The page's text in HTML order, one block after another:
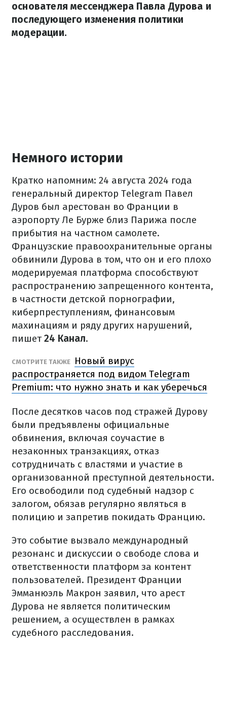
основателя мессенджера Павла Дурова и
последующего изменения политики
модерации.
Немного истории
Кратко напомним: 24 августа 2024 года
генеральный директор Telegram Павел
Дуров был арестован во Франции в
аэропорту Ле Бурже близ Парижа после
прибытия на частном самолете.
Французские правоохранительные органы
обвинили Дурова в том, что он и его плохо
модерируемая платформа способствуют
распространению запрещенного контента,
в частности детской порнографии,
киберпреступлениям, финансовым
махинациям и ряду других нарушений,
пишет24 Канал.
СМОТРИТЕ ТАКЖЕ
Новый вирус
распространяется под видом Telegram
Premium: что нужно знать и как уберечься
После десятков часов под стражей Дурову
были предъявлены официальные
обвинения, включая соучастие в
незаконных транзакциях, отказ
сотрудничать с властями и участие в
организованной преступной деятельности.
Его освободили под судебный надзор с
залогом, обязав регулярно являться в
полицию и запретив покидать Францию.
Это событие вызвало международный
резонанс и дискуссии о свободе слова и
ответственности платформ за контент
пользователей. Президент Франции
Эмманюэль Макрон заявил, что арест
Дурова не является политическим
решением, а осуществлен в рамках
судебного расследования.